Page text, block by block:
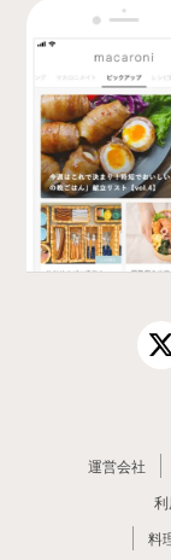
運営会社
料